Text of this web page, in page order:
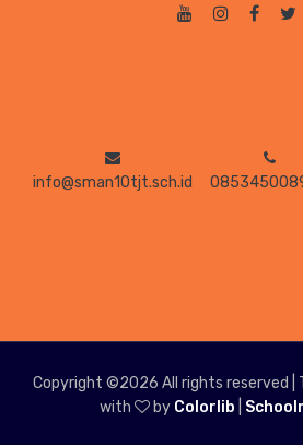
info@sman10tjt.sch.id
Copyright ©2026 All rights reserved |
with
by Colorlib